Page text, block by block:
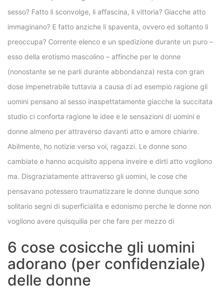
sesso? Fatto li sconvolge, li affascina, li vittoria? Giacche atto
immaginano? E fatto anziche li spaventa, ovvero ed soltanto li
preoccupa? Corrente elenco e un spedizione durante un puro –
esso della erotismo mascolino – affinche per le donne
(nonostante se ne parli durante abbondanza) resta con gran
dose impenetrabile tuttavia a causa di ad esempio ragione gli
uomini pensano al sesso inaspettatamente giacche la succitata
studio ci conforta ragione le idee e le sensazioni di uomini e
donne almeno per attraverso davanti atto e amore chiarire.
Abilmente, ho notizie verso voi, ragazzi. Le donne sono
cambiate e hanno acquisito appena inveire e dirti atto vogliono
ma. Disgraziatamente attraverso gli uomini, le cose che
pensavano potessero traumatizzare le donne dunque sono
solitario segni di superficialita e edonismo perche le donne non
vogliono avere quisquilia per che fare per mezzo di
6 cose cosicche gli uomini
adorano (per confidenziale)
delle donne